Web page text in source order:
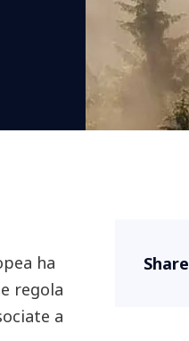
ha
regola
a